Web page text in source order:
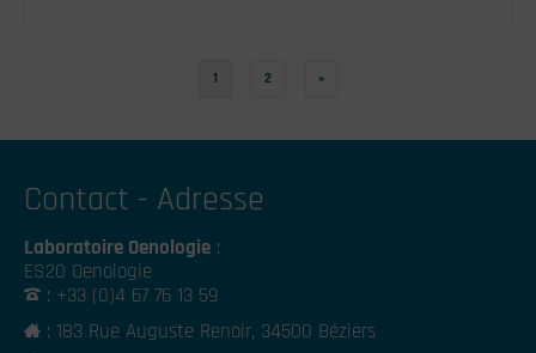
1 2 »
Contact - Adresse
Laboratoire Oenologie :
ES20 Oenologie
: +33 (0)4 67 76 13 59
: 183 Rue Auguste Renoir, 34500 Béziers